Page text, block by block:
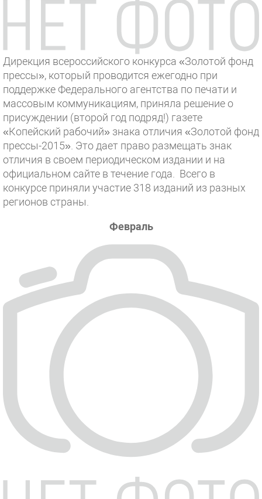
Дирекция всероссийского конкурса «Золотой фонд
прессы», который проводится ежегодно при
поддержке Федерального агентства по печати и
массовым коммуникациям, приняла решение о
присуждении (второй год подряд!) газете
«Копейский рабочий» знака отличия «Золотой фонд
прессы-2015». Это дает право размещать знак
отличия в своем периодическом издании и на
официальном сайте в течение года. Всего в
конкурсе приняли участие 318 изданий из разных
регионов страны.
Февраль